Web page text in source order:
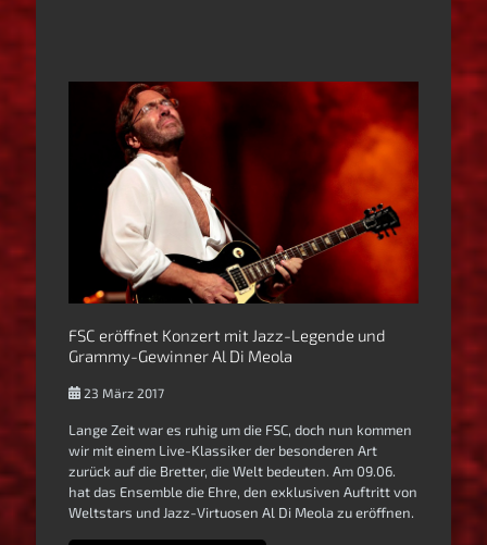
FSC eröffnet Konzert mit Jazz-Legende und
Grammy-Gewinner Al Di Meola
23 März 2017
Lange Zeit war es ruhig um die FSC, doch nun kommen
wir mit einem Live-Klassiker der besonderen Art
zurück auf die Bretter, die Welt bedeuten. Am 09.06.
hat das Ensemble die Ehre, den exklusiven Auftritt von
Weltstars und Jazz-Virtuosen Al Di Meola zu eröffnen.